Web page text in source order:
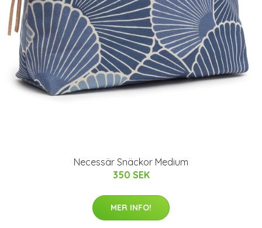
Necessär Snäckor Medium
350 SEK
MER INFO!